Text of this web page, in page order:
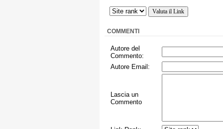
COMMENTI
Autore del
Commento:
Autore Email:
Lascia un
Commento